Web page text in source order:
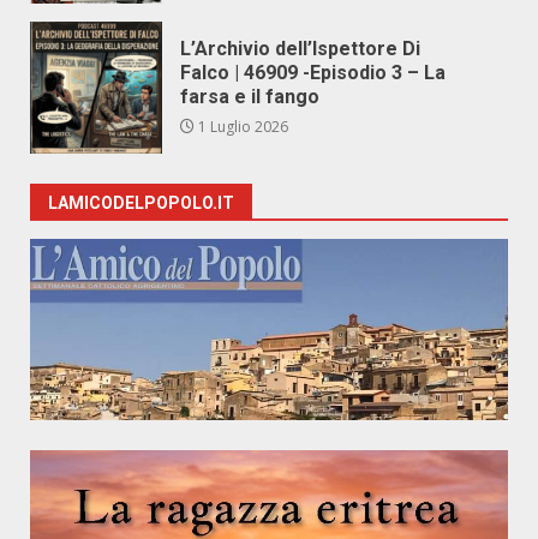
L’Archivio dell’Ispettore Di
Falco | 46909 -Episodio 3 – La
farsa e il fango
1 Luglio 2026
LAMICODELPOPOLO.IT